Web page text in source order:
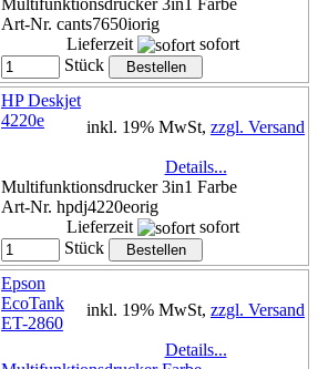
Art-Nr. cants7650iorig
Lieferzeit
sofort
Stück
inkl. 19% MwSt, zzgl. Versand
Details...
HP Deskjet
4220e
Multifunktionsdrucker 3in1 Farbe
Art-Nr. hpdj4220eorig
Lieferzeit
sofort
Stück
inkl. 19% MwSt, zzgl. Versand
Details...
Epson
EcoTank
ET-2860